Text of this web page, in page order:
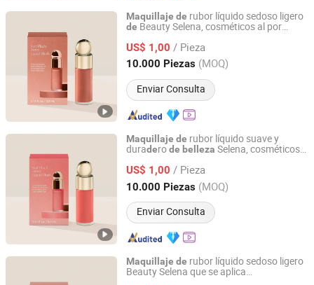
Maquillaje de rubor líquido sedoso ligero
de Beauty Selena, cosméticos al por
US$ 1,00 / Pieza
10.000 Piezas (MOQ)
Enviar Consulta
Guangzhou Bo Xuan Ya Cosmetics Co., Ltd.
Guangdong, China Desde 2025
Maquillaje de rubor líquido suave y
duraderode belleza Selena, cosméticos
US$ 1,00 / Pieza
10.000 Piezas (MOQ)
Enviar Consulta
Guangzhou Bo Xuan Ya Cosmetics Co., Ltd.
Guangdong, China Desde 2025
Maquillaje de rubor líquido sedoso ligero
Beauty Selena que se aplica
Guangzhou Bo Xuan Ya Cosmetics Co., Ltd.